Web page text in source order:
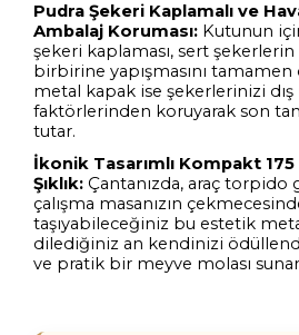
Pudra Şekeri Kaplamalı ve
Ambalaj Koruması: Kutunun
şekeri kaplaması, sert
birbirine yapışmasını tamamen
metal kapak ise şekerlerinizi dış
faktörlerinden koruyarak son
tutar.
İkonik Tasarımlı Kompakt 175
Şıklık: Çantanızda, araç torpido
çalışma masanızın
taşıyabileceğiniz bu estetik
dilediğiniz an kendinizi
ve pratik bir meyve molası